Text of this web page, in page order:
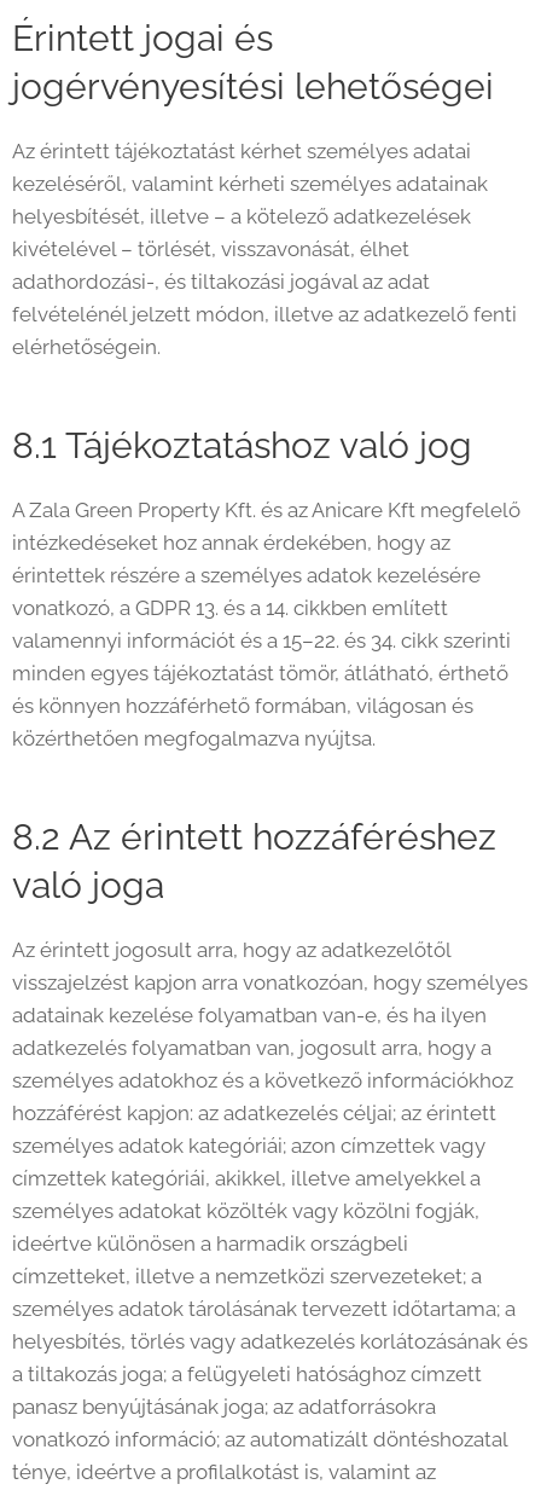
Érintett jogai és
jogérvényesítési lehetőségei
Az érintett tájékoztatást kérhet személyes adatai
kezeléséről, valamint kérheti személyes adatainak
helyesbítését, illetve – a kötelező adatkezelések
kivételével – törlését, visszavonását, élhet
adathordozási-, és tiltakozási jogával az adat
felvételénél jelzett módon, illetve az adatkezelő fenti
elérhetőségein.
8.1 Tájékoztatáshoz való jog
A Zala Green Property Kft. és az Anicare Kft megfelelő
intézkedéseket hoz annak érdekében, hogy az
érintettek részére a személyes adatok kezelésére
vonatkozó, a GDPR 13. és a 14. cikkben említett
valamennyi információt és a 15–22. és 34. cikk szerinti
minden egyes tájékoztatást tömör, átlátható, érthető
és könnyen hozzáférhető formában, világosan és
közérthetően megfogalmazva nyújtsa.
8.2 Az érintett hozzáféréshez
való joga
Az érintett jogosult arra, hogy az adatkezelőtől
visszajelzést kapjon arra vonatkozóan, hogy személyes
adatainak kezelése folyamatban van-e, és ha ilyen
adatkezelés folyamatban van, jogosult arra, hogy a
személyes adatokhoz és a következő információkhoz
hozzáférést kapjon: az adatkezelés céljai; az érintett
személyes adatok kategóriái; azon címzettek vagy
címzettek kategóriái, akikkel, illetve amelyekkel a
személyes adatokat közölték vagy közölni fogják,
ideértve különösen a harmadik országbeli
címzetteket, illetve a nemzetközi szervezeteket; a
személyes adatok tárolásának tervezett időtartama; a
helyesbítés, törlés vagy adatkezelés korlátozásának és
a tiltakozás joga; a felügyeleti hatósághoz címzett
panasz benyújtásának joga; az adatforrásokra
vonatkozó információ; az automatizált döntéshozatal
ténye, ideértve a profilalkotást is, valamint az